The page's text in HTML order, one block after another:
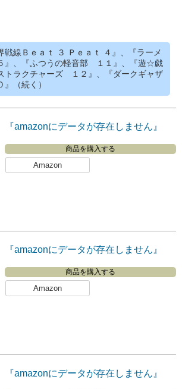
戦線Ｂｅａｔ ３ Ｐｅａｔ ４』、『ラーメ
』、『ふつうの軽音部 １１』、『遊☆戯
トラクチャーズ １２』、『ダークギャザ
（続く）
『amazonにデータが存在しません』
商品を購入する
Amazon
『amazonにデータが存在しません』
商品を購入する
Amazon
『amazonにデータが存在しません』